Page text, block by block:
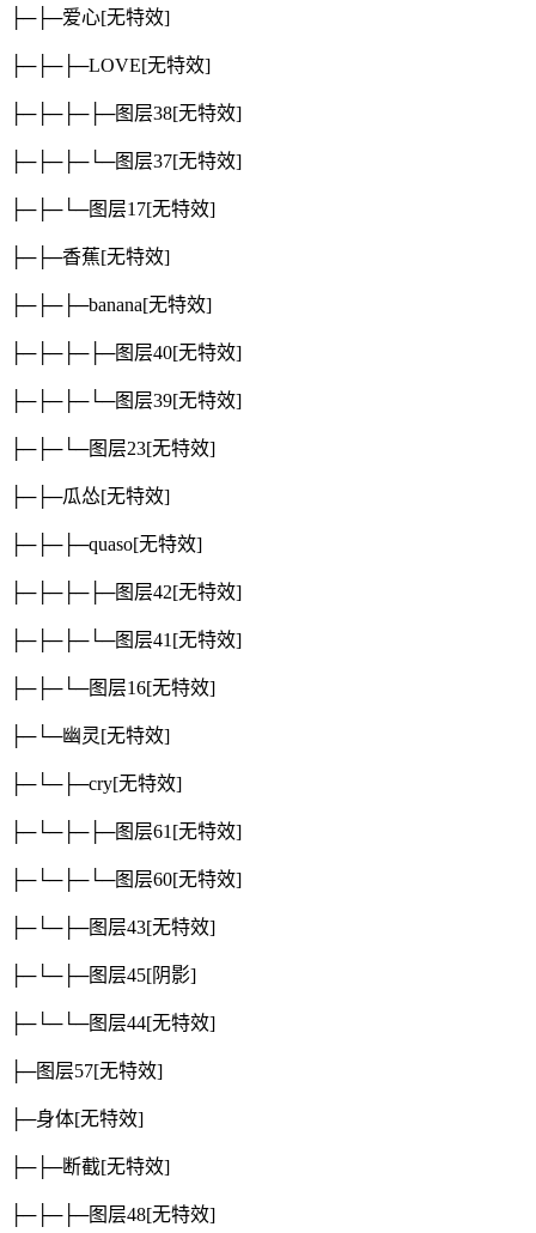
├─├─爱心[无特效]
├─├─├─LOVE[无特效]
├─├─├─├─图层38[无特效]
├─├─├─└─图层37[无特效]
├─├─└─图层17[无特效]
├─├─香蕉[无特效]
├─├─├─banana[无特效]
├─├─├─├─图层40[无特效]
├─├─├─└─图层39[无特效]
├─├─└─图层23[无特效]
├─├─瓜怂[无特效]
├─├─├─quaso[无特效]
├─├─├─├─图层42[无特效]
├─├─├─└─图层41 [无特效]
├─├─└─图层16[无特效]
├─└─幽灵[无特效]
├─└─├─cry[无特效]
├─└─├─├─图层61 [无特效]
├─└─├─└─图层60[无特效]
├─└─├─图层43[无特效]
├─└─├─图层45[阴影]
├─└─└─图层44[无特效]
├─图层57[无特效]
├─身体[无特效]
├─├─断截[无特效]
├─├─├─图层48[无特效]